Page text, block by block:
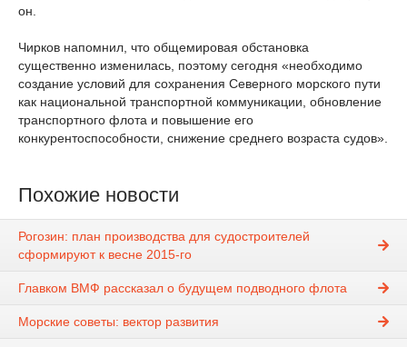
он.
Чирков напомнил, что общемировая обстановка
существенно изменилась, поэтому сегодня «необходимо
создание условий для сохранения Северного морского пути
как национальной транспортной коммуникации, обновление
транспортного флота и повышение его
конкурентоспособности, снижение среднего возраста судов».
Похожие новости
Рогозин: план производства для судостроителей
сформируют к весне 2015-го
Главком ВМФ рассказал о будущем подводного флота
Морские советы: вектор развития